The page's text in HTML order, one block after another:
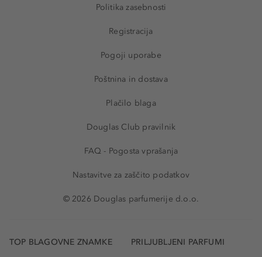
Politika zasebnosti
Registracija
Pogoji uporabe
Poštnina in dostava
Plačilo blaga
Douglas Club pravilnik
FAQ - Pogosta vprašanja
Nastavitve za zaščito podatkov
© 2026 Douglas parfumerije d.o.o.
TOP BLAGOVNE ZNAMKE PRILJUBLJENI PARFUMI